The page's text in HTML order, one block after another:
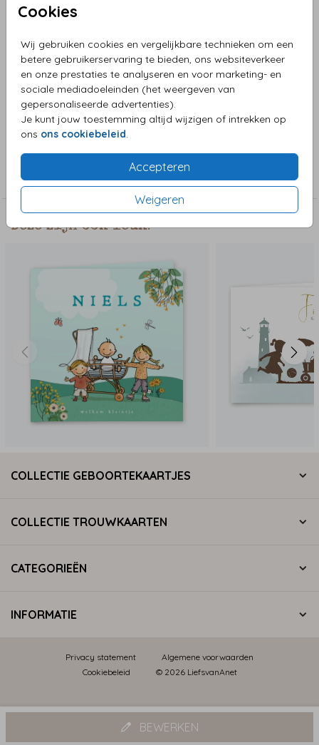
Cookies
Wij gebruiken cookies en vergelijkbare technieken om een
betere gebruikerservaring te bieden, ons websiteverkeer
en onze prestaties te analyseren en voor marketing- en
sociale mediadoeleinden (het weergeven van
gepersonaliseerde advertenties).
Je kunt jouw toestemming altijd wijzigen of intrekken op
ons ons cookiebeleid
Accepteren
Weigeren
Productinformatie
Omschrijving
Geboortekaartje tractor groen met aanhangwagen zus
broertje, de afbeeldingen zijn los, dus je kunt naar wens
alles aanpassen.
Collectie
Jongenskaart
Deze zijn ook leuk!
BEWERKEN
COLLECTIE GEBOORTEKAARTJES
COLLECTIE TROUWKAARTEN
CATEGORIEËN
INFORMATIE
Privacy statement
Algemene voorwaarden
Cookiebeleid
© 2026 LiefsvanAnet